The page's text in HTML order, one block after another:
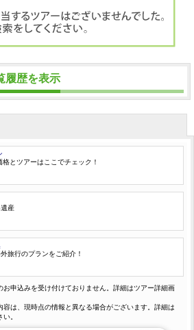
履歴を表示
とツアーはここでチェック！
産
旅行のプランをご紹介！
申込みを受け付けておりません。詳細はツアー詳細画
は、現時点の情報と異なる場合がございます。詳細は
。